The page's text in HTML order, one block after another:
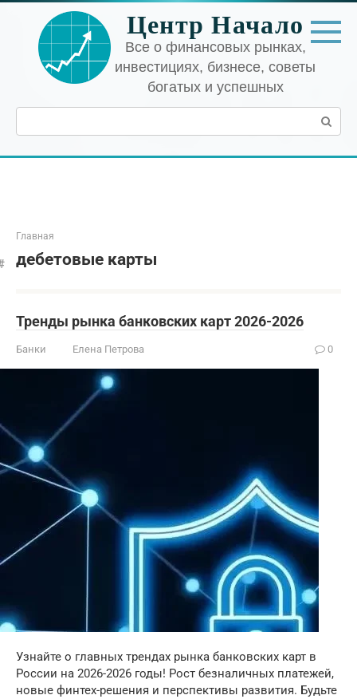
Перейти
контенту
Центр Начало
Все о финансовых рынках,
инвестициях, бизнесе, советы
богатых и успешных
Поиск:
Главная
дебетовые карты
Тренды рынка банковских карт 2026-2026
Банки Елена Петрова 0
Узнайте о главных трендах рынка банковских карт в
России на 2026-2026 годы! Рост безналичных платежей,
новые финтех-решения и перспективы развития. Будьте